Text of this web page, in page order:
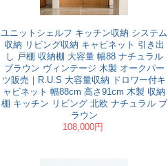
ユニットシェルフ キッチン収納 システム
収納 リビング収納 キャビネット 引き出
し 戸棚 収納棚 大容量 幅88 ナチュラル
ブラウン ヴィンテージ 木製 オークパー
ツ販売｜R.U.S 大容量収納 ドロワー付キ
ャビネット 幅88cm 高さ91cm 木製 収納
棚 キッチン リビング 北欧 ナチュラル ブ
ラウン
108,000円